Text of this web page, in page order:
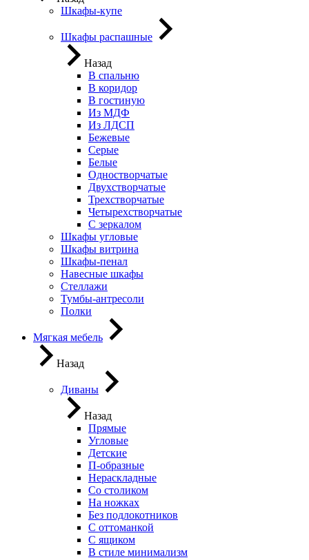
Шкафы-купе
Шкафы распашные
Назад
В спальню
В коридор
В гостиную
Из МДФ
Из ЛДСП
Бежевые
Серые
Белые
Одностворчатые
Двухстворчатые
Трехстворчатые
Четырехстворчатые
С зеркалом
Шкафы угловые
Шкафы витрина
Шкафы-пенал
Навесные шкафы
Стеллажи
Тумбы-антресоли
Полки
Мягкая мебель
Назад
Диваны
Назад
Прямые
Угловые
Детские
П-образные
Нераскладные
Со столиком
На ножках
Без подлокотников
С оттоманкой
С ящиком
В стиле минимализм